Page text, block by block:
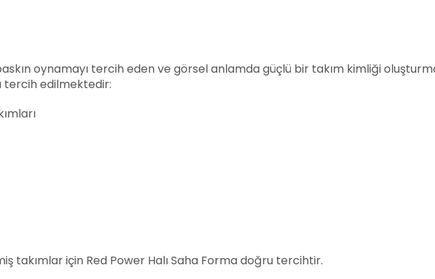
oynamayı tercih eden ve görsel anlamda güçlü bir takım kimliği
tercih edilmektedir:
takımlar için Red Power Halı Saha Forma doğru tercihtir.